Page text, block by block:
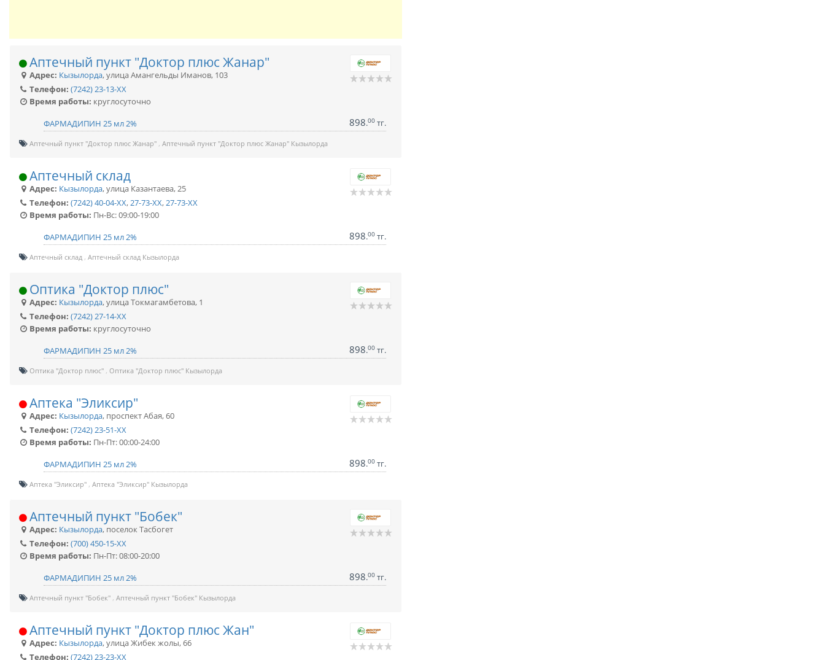
Аптечный пункт "Доктор плюс Жанар"
Адрес: Кызылорда,улица Амангельды Иманов, 103
Телефон: (7242) 23-13-XX
Время работы: круглосуточно
ФАРМАДИПИН 25 мл 2%
898.00тг.
Аптечный пункт "Доктор плюс Жанар" Аптечный пункт "Доктор плюс Жанар" Кызылорда
Аптечный склад
Адрес: Кызылорда,улица Казантаева, 25
Телефон: (7242) 40-04-XX,27-73-XX,27-73-XX
Время работы: Пн-Вс: 09:00-19:00
ФАРМАДИПИН 25 мл 2%
898.00тг.
Аптечный склад Аптечный склад Кызылорда
Оптика "Доктор плюс"
Адрес: Кызылорда,улица Токмагамбетова, 1
Телефон: (7242) 27-14-XX
Время работы: круглосуточно
ФАРМАДИПИН 25 мл 2%
898.00тг.
Оптика "Доктор плюс" Оптика "Доктор плюс" Кызылорда
Аптека "Эликсир"
Адрес: Кызылорда, проспект Абая, 60
Телефон: (7242) 23-51-XX
Время работы: Пн-Пт: 00:00-24:00
ФАРМАДИПИН 25 мл 2%
898.00тг.
Аптека "Эликсир" Аптека "Эликсир" Кызылорда
Аптечный пункт "Бобек"
Адрес: Кызылорда, поселок Тасбогет
Телефон: (700) 450-15-XX
Время работы: Пн-Пт: 08:00-20:00
ФАРМАДИПИН 25 мл 2%
898.00тг.
Аптечный пункт "Бобек" Аптечный пункт "Бобек" Кызылорда
Аптечный пункт "Доктор плюс Жан"
Адрес: Кызылорда,улица Жибек жолы, 66
Телефон: (7242) 23-23-XX